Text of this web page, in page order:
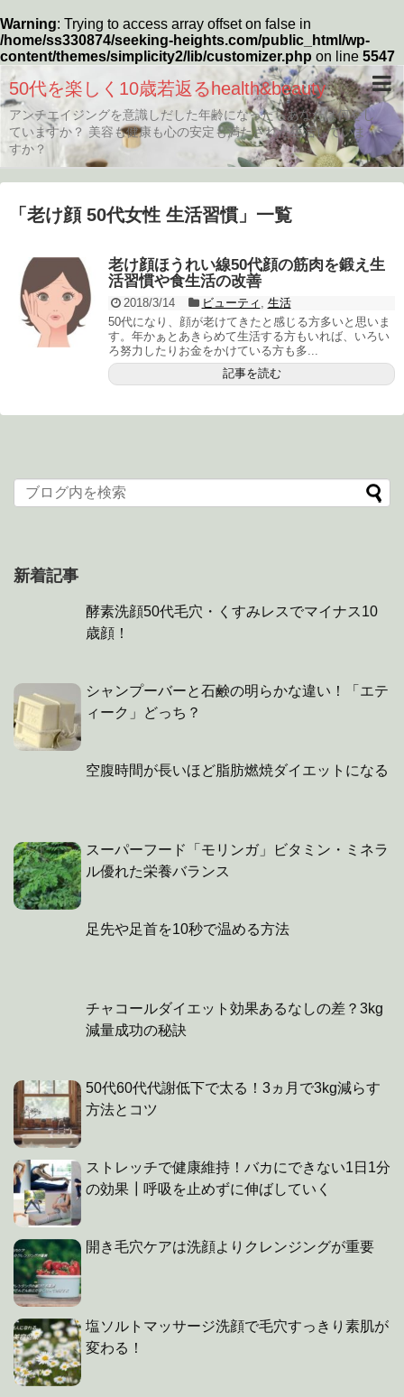
Warning: Trying to access array offset on false in
/home/ss330874/seeking-heights.com/public_html/wp-
content/themes/simplicity2/lib/customizer.php on line 5547
50代を楽しく10歳若返るhealth&beauty
アンチエイジングを意識しだした年齢になったらあなたは何をし
ていますか？ 美容も健康も心の安定も満たされた生活していま
すか？
「 老け顔 50代女性 生活習慣」 一覧
老け顔ほうれい線50代顔の筋肉を鍛え生
活習慣や食生活の改善
2018/3/14 ビューティ
生活
50代になり、顔が老けてきたと感じる方多いと思いま
す。年かぁとあきらめて生活する方もいれば、いろい
ろ努力したりお金をかけている方も多...
記事を読む
新着記事
酵素洗顔50代毛穴・くすみレスでマイナス10
歳顔！
シャンプーバーと石鹸の明らかな違い！「エテ
ィーク」どっち？
空腹時間が長いほど脂肪燃焼ダイエットになる
スーパーフード「モリンガ」ビタミン・ミネラ
ル優れた栄養バランス
足先や足首を10秒で温める方法
チャコールダイエット効果あるなしの差？3kg
減量成功の秘訣
50代60代代謝低下で太る！3ヵ月で3kg減らす
方法とコツ
ストレッチで健康維持！バカにできない1日1分
の効果┃呼吸を止めずに伸ばしていく
開き毛穴ケアは洗顔よりクレンジングが重要
塩ソルトマッサージ洗顔で毛穴すっきり素肌が
変わる！